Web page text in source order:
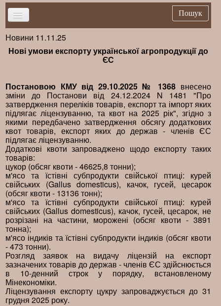
Головна
Новини
Брифінг
Публікації
Нормативна база
Довідники
Контакти
Пошук
Новини 11.11.25
Нові умови експорту української агропродукції до
ЄС
Постановою КМУ від 29.10.2025 № 1368 внесено
зміни до Постанови від 24.12.2024 N 1481 "Про
затвердження переліків товарів, експорт та імпорт яких
підлягає ліцензуванню, та квот на 2025 рік", згідно з
якими передбачено затвердження обсягу додаткових
квот товарів, експорт яких до держав - членів ЄС
підлягає ліцензуванню.
Додаткові квоти запроваджено щодо експорту таких
товарів:
цукор (обсяг квоти - 46625,8 тонни);
м'ясо та їстівні субпродукти свійської птиці: курей
свійських (Gallus domesticus), качок, гусей, цесарок
(обсяг квоти - 13136 тонн);
м'ясо та їстівні субпродукти свійської птиці: курей
свійських (Gallus domesticus), качок, гусей, цесарок, не
розрізані на частини, морожені (обсяг квоти - 3891
тонна);
м'ясо індиків та їстівні субпродукти індиків (обсяг квоти
- 473 тонни).
Розгляд заявок на видачу ліцензій на експорт
зазначених товарів до держав - членів ЄС здійснюється
в 10-денний строк у порядку, встановленому
Мінекономіки.
Ліцензування експорту цукру запроваджується до 31
грудня 2025 року.